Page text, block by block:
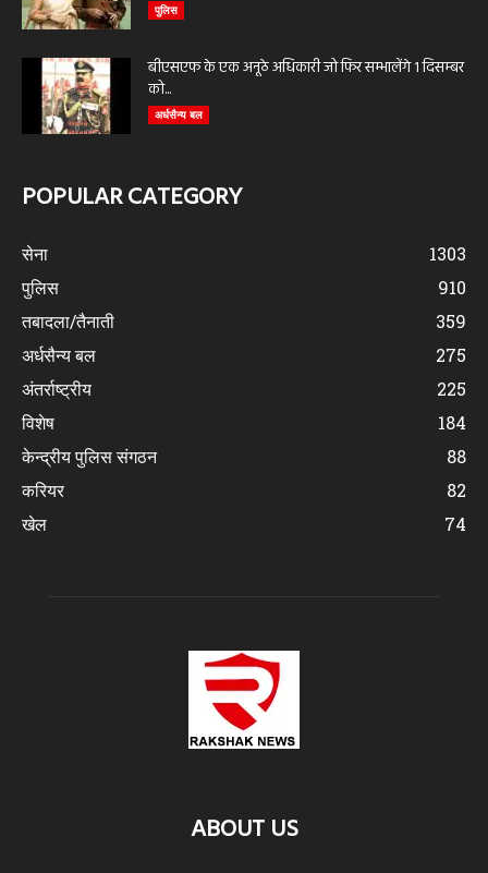
पुलिस
बीएसएफ के एक अनूठे अधिकारी जो फिर सम्भालेंगे 1 दिसम्बर
को...
अर्धसैन्य बल
POPULAR CATEGORY
सेना
1303
पुलिस
910
तबादला/तैनाती
359
अर्धसैन्य बल
275
अंतर्राष्ट्रीय
225
विशेष
184
केन्द्रीय पुलिस संगठन
88
करियर
82
खेल
74
ABOUT US